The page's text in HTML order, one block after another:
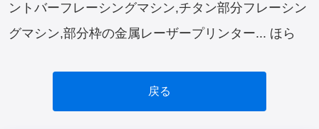
ントバーフレーシングマシン,チタン部分フレーシン
グマシン,部分枠の金属レーザープリンター... ほら
戻る